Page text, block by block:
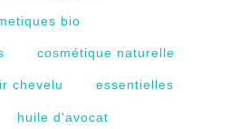
bio
cosmétique naturelle
chevelu essentielles
huile d'avocat